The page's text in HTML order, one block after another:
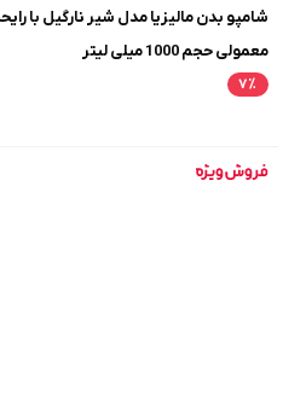
شامپو بدن مالیزیا مدل شیر نارگیل با
معمولی حجم 1000 میلی لیتر
۷٪